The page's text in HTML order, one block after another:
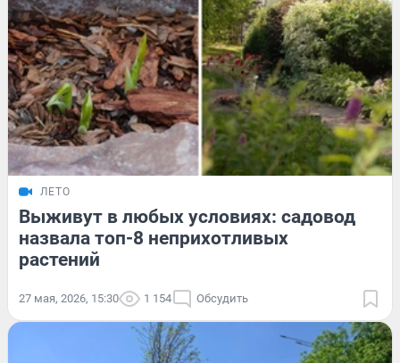
ЛЕТО
Выживут в любых условиях: садовод
назвала топ-8 неприхотливых
растений
27 мая, 2026, 15:30 1 154 Обсудить